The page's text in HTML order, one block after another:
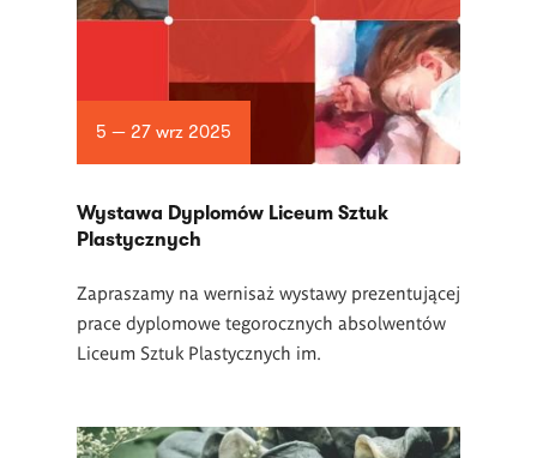
5 — 27 wrz 2025
Wystawa Dyplomów Liceum Sztuk
Plastycznych
Zapraszamy na wernisaż wystawy prezentującej
prace dyplomowe tegorocznych absolwentów
Liceum Sztuk Plastycznych im.